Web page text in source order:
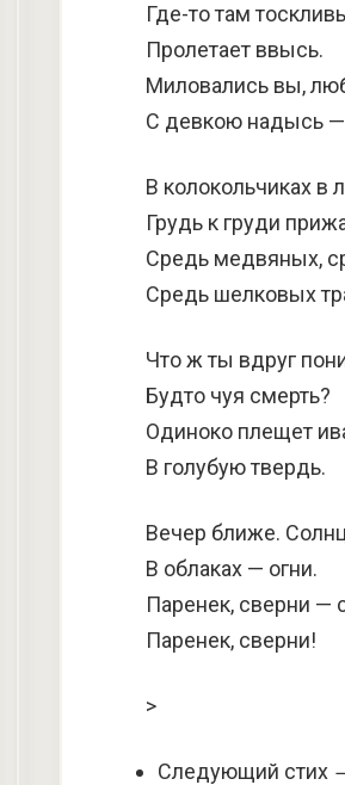
Где-то там
Пролетает ввысь.
Миловались вы,
С девкою надысь —
В колокольчиках в
Грудь к груди
Средь медвяных,
Средь шелковых
Что ж ты вдруг
Будто чуя смерть?
Одиноко плещет
В голубую твердь.
Вечер ближе.
В облаках — огни.
Паренек, сверни —
Паренек, сверни!
>
Следующий стих